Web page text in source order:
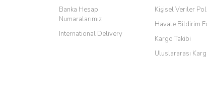
Banka Hesap
Numaralarımız
International Delivery
Kişisel Veriler
Havale Bildirim
Kargo Takibi
Uluslararası